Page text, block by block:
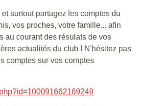
surtout partagez les comptes du
vos proches, votre famille... afin
au courant des résulats de vos
actualités du club ! N'hésitez pas
comptes sur vos comptes